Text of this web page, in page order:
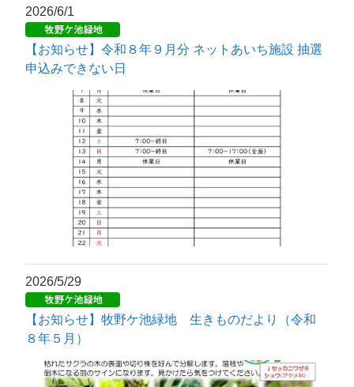
2026/6/1
【お知らせ】令和８年９月分 ネットあいち施設 抽選
申込みできない日
2026/5/29
【お知らせ】牧野ケ池緑地 生きものだより（令和
８年５月）